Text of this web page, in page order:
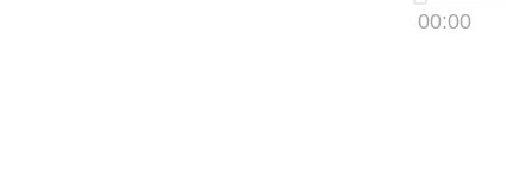
00:00